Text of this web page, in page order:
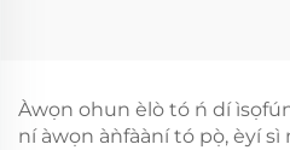
Àwọn ohun èlò tó ń dí
ní àwọn àǹfààní tó pọ̀, èyí